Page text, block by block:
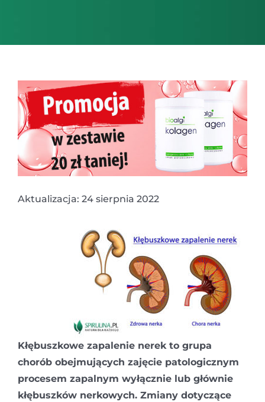
Aktualizacja: 24 sierpnia 2022
Kłębuszkowe zapalenie nerek to grupa
chorób obejmujących zajęcie patologicznym
procesem zapalnym wyłącznie lub głównie
kłębuszków nerkowych. Zmiany dotyczące